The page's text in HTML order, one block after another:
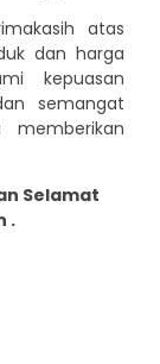
atas
dan harga
kepuasan
semangat
Selamat
.